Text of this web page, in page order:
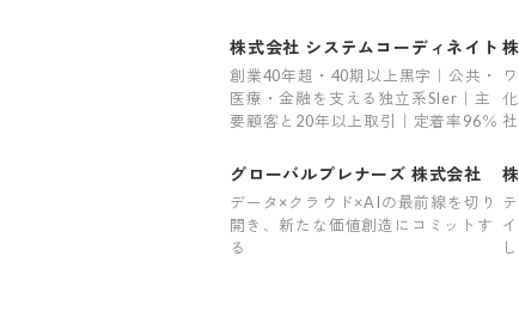
株式会社 システムコーディネイト
創業40年超・40期以上黒字｜公共・
医療・金融を支える独立系SIer｜主
要顧客と20年以上取引｜定着率96％ 社
グローバルプレナーズ 株式会社
データ×クラウド×AIの最前線を切り
開き、新たな価値創造にコミットす
る